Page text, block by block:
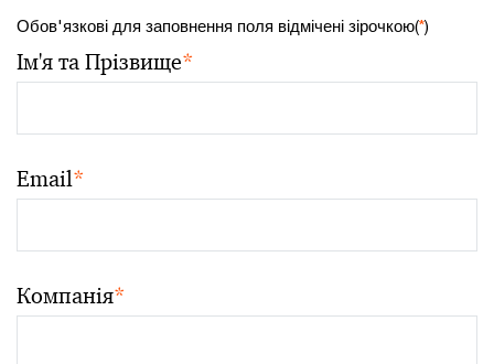
Обов'язкові для заповнення поля відмічені зірочкою(*)
Ім'я та Прізвище*
Email*
Компанія*